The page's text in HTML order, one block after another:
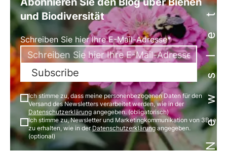
und Biodiversität
Schreiben Sie hier Ihre E-Mail-Adresse*
Subscribe
Ich stimme zu, dass meine personenbezogenen Daten für den
Versand des Newsletters verarbeitet werden, wie in der
Datenschutzerklärung angegeben. (obligatorisch)
Ich stimme zu, Newsletter und Marketingkommunikation von 3Bee
zu erhalten, wie in derDatenschutzerklärungangegeben.
(optional)